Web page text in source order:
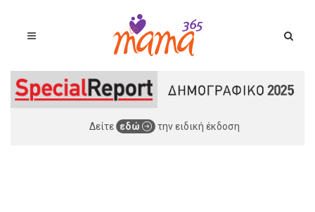
Δείτε εδώ την ειδική έκδοση